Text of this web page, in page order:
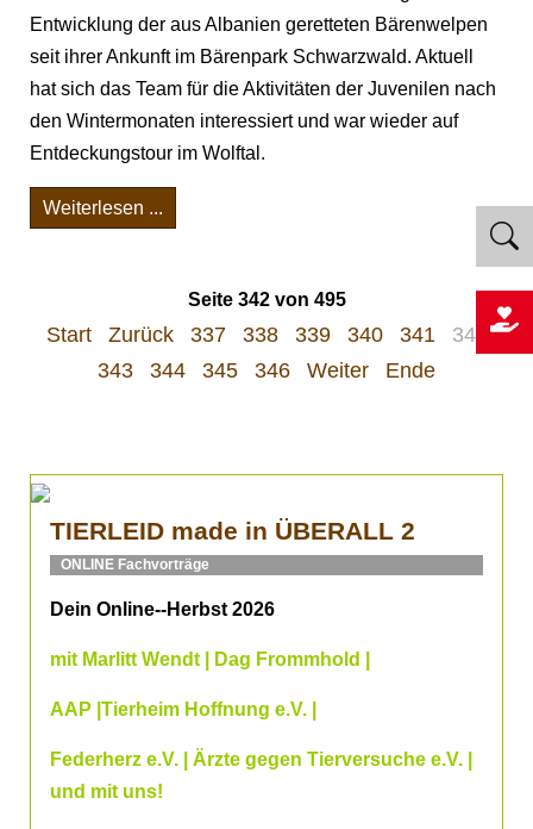
Entwicklung der aus Albanien geretteten Bärenwelpen
seit ihrer Ankunft im Bärenpark Schwarzwald. Aktuell
hat sich das Team für die Aktivitäten der Juvenilen nach
den Wintermonaten interessiert und war wieder auf
Entdeckungstour im Wolftal.
Weiterlesen ...
Seite 342 von 495
Start Zurück 337 338 339 340 341
342
343
344 345 346 Weiter Ende
TIERLEID made in ÜBERALL 2
ONLINE Fachvorträge
Dein Online--Herbst 2026
mit Marlitt Wendt | Dag Frommhold |
AAP |Tierheim Hoffnung e.V. |
Federherz e.V. | Ärzte gegen Tierversuche e.V. |
und mit uns!